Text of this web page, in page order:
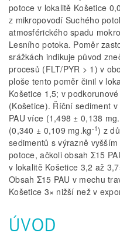
potoce v lokalitě Košetice
z mikropovodí Suchého
atmosférického spadu
Lesního potoka. Poměr
srážkách indikuje původ
procesů (FLT/PYR > 1) v
ploše tento poměr činil v
Košetice 1,5; v
(Košetice). Říční sediment
PAU více (1,498 ± 0,138
(0,340 ± 0,109 mg.kg-1) z
sedimentů s výrazně
potoce, ačkoli obsah Σ15
v lokalitě Košetice 3,2 až
Obsah Σ15 PAU v mechu
Košetice 3× nižší než v
ÚVOD